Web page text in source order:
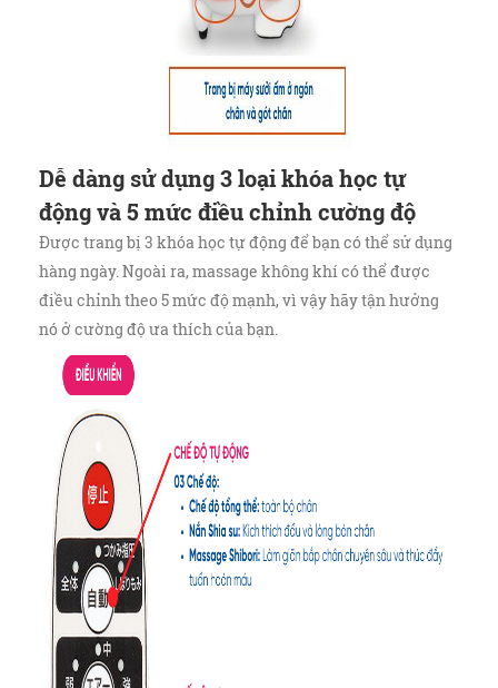
Dễ dàng sử dụng 3 loại khóa học tự
động và 5 mức điều chỉnh cường độ
Được trang bị 3 khóa học tự động để bạn có thể sử dụng
hàng ngày. Ngoài ra, massage không khí có thể được
điều chỉnh theo 5 mức độ mạnh, vì vậy hãy tận hưởng
nó ở cường độ ưa thích của bạn.